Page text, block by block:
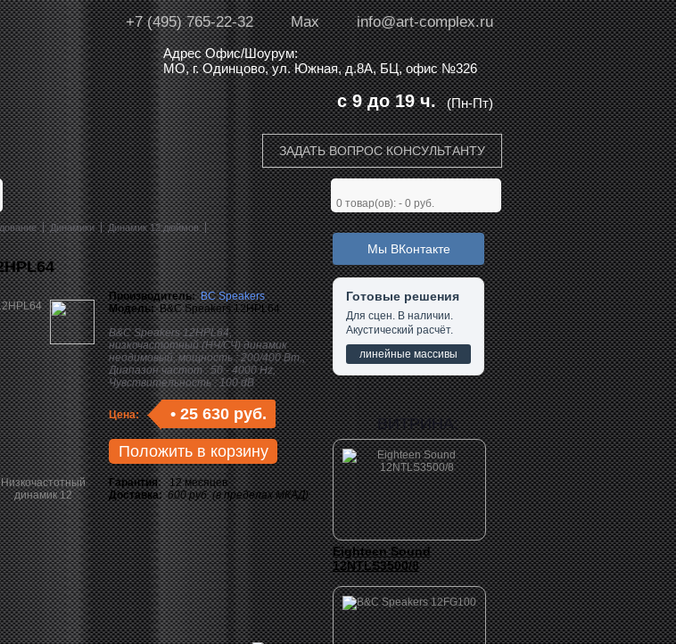
info@art-complex.ru
Max
+7 (495) 765-22-32
Адрес Офис/Шоурум:
МО, г. Одинцово, ул. Южная, д.8А, БЦ, офис №326
(Пн-Пт)
с 9 до 19 ч.
ЗАДАТЬ ВОПРОС КОНСУЛЬТАНТУ
0 товар(ов): - 0 руб.
Динамики
Динамик 12 дюймов
Производитель: BC Speakers
Модель:B&C Speakers 12HPL64
B&C Speakers 12HPL64,
низкочастотный (НЧ/СЧ) динамик
неодимовый, мощность : 200/400 Вт.,
Диапазон частот : 50 - 4000 Hz,
Чувствительность : 100 dB
Цена: • 25 630 руб.
Положить в корзину
Гарантия:12 месяцев
Доставка: 600 руб. (в пределах МКАД)
Мы ВКонтакте
Готовые решения
Для сцен. В наличии.
Акустический расчёт.
линейные массивы
ВИТРИНА:
Eighteen Sound
12NTLS3500/8